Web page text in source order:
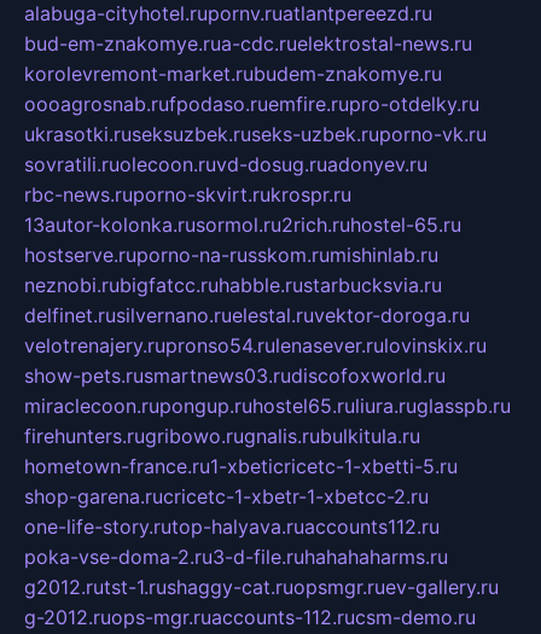
alabuga-cityhotel.rupornv.ruatlantpereezd.ru
bud-em-znakomye.rua-cdc.ruelektrostal-news.ru
korolevremont-market.rubudem-znakomye.ru
oooagrosnab.rufpodaso.ruemfire.rupro-otdelky.ru
ukrasotki.ruseksuzbek.ruseks-uzbek.ruporno-vk.ru
sovratili.ruolecoon.ruvd-dosug.ruadonyev.ru
rbc-news.ruporno-skvirt.rukrospr.ru
13autor-kolonka.rusormol.ru2rich.ruhostel-65.ru
hostserve.ruporno-na-russkom.rumishinlab.ru
neznobi.rubigfatcc.ruhabble.rustarbucksvia.ru
delfinet.rusilvernano.ruelestal.ruvektor-doroga.ru
velotrenajery.rupronso54.rulenasever.rulovinskix.ru
show-pets.rusmartnews03.rudiscofoxworld.ru
miraclecoon.rupongup.ruhostel65.ruliura.ruglasspb.ru
firehunters.rugribowo.rugnalis.rubulkitula.ru
hometown-france.ru1-xbeticricetc-1-xbetti-5.ru
shop-garena.rucricetc-1-xbetr-1-xbetcc-2.ru
one-life-story.rutop-halyava.ruaccounts112.ru
poka-vse-doma-2.ru3-d-file.ruhahahaharms.ru
g2012.rutst-1.rushaggy-cat.ruopsmgr.ruev-gallery.ru
g-2012.ruops-mgr.ruaccounts-112.rucsm-demo.ru